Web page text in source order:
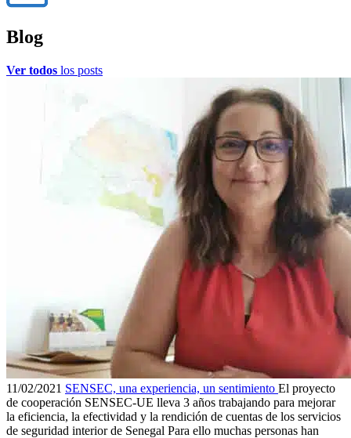
Blog
Ver todos los posts
11/02/2021 SENSEC, una experiencia, un sentimiento El proyecto
de cooperación SENSEC-UE lleva 3 años trabajando para mejorar
la eficiencia, la efectividad y la rendición de cuentas de los servicios
de seguridad interior de Senegal Para ello muchas personas han